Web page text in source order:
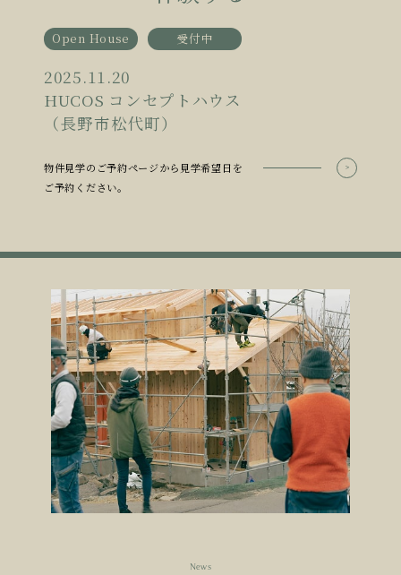
Open House 受付中
2025.11.20
HUCOS コンセプトハウス
（長野市松代町）
物件見学のご予約ページから見学希望日を
ご予約ください。
News